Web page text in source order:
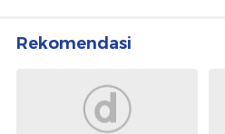
Rekomendasi